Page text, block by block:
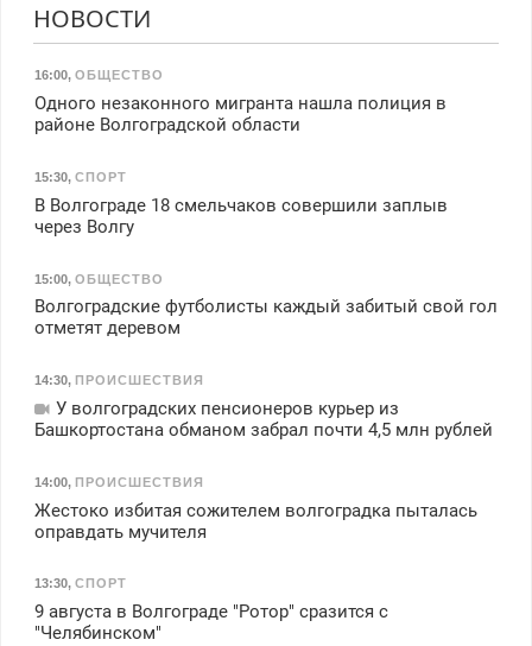
НОВОСТИ
16:00, ОБЩЕСТВО
Одного незаконного мигранта нашла полиция в
районе Волгоградской области
15:30, СПОРТ
В Волгограде 18 смельчаков совершили заплыв
через Волгу
15:00, ОБЩЕСТВО
Волгоградские футболисты каждый забитый свой гол
отметят деревом
14:30, ПРОИСШЕСТВИЯ
У волгоградских пенсионеров курьер из
Башкортостана обманом забрал почти 4,5 млн рублей
14:00, ПРОИСШЕСТВИЯ
Жестоко избитая сожителем волгоградка пыталась
оправдать мучителя
13:30, СПОРТ
9 августа в Волгограде "Ротор" сразится с
"Челябинском"